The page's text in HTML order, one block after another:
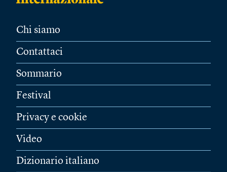
Chi siamo
Contattaci
Sommario
Festival
Privacy e cookie
Video
Dizionario italiano